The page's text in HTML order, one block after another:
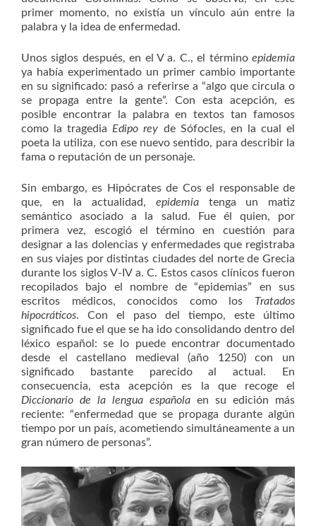
primer momento, no existía un vínculo aún entre la
palabra y la idea de enfermedad.
Unos siglos después, en el V a. C., el término epidemia
ya había experimentado un primer cambio importante
en su significado: pasó a referirse a “algo que circula o
se propaga entre la gente”. Con esta acepción, es
posible encontrar la palabra en textos tan famosos
como la tragedia Edipo rey de Sófocles, en la cual el
poeta la utiliza, con ese nuevo sentido, para describir la
fama o reputación de un personaje.
Sin embargo, es Hipócrates de Cos el responsable de
que, en la actualidad, epidemiatenga un matiz
semántico asociado a la salud. Fue él quien, por
primera vez, escogió el término en cuestión para
designar a las dolencias y enfermedades que registraba
en sus viajes por distintas ciudades del norte de Grecia
durante los siglos V-IV a. C. Estos casos clínicos fueron
recopilados bajo el nombre de “epidemias” en sus
escritos médicos, conocidos como los Tratados
hipocráticos. Con el paso del tiempo, este último
significado fue el que se ha ido consolidando dentro del
léxico español: se lo puede encontrar documentado
desde el castellano medieval (año 1250) con un
significado bastante parecido al actual. En
consecuencia, esta acepción es la que recoge el
Diccionario de la lengua española en su edición más
reciente: “enfermedad que se propaga durante algún
tiempo por un país, acometiendo simultáneamente a un
gran número de personas”.